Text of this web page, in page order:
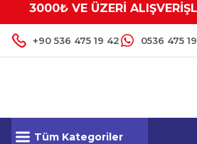
3000₺ VE ÜZERİ
+90 536 475 19 42 0536 475
Tüm Kategoriler